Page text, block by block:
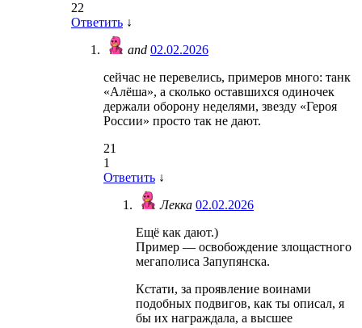
22
Ответить ↓
and 02.02.2026
сейчас не перевелись, примеров много: танк
«Алёша», а сколько оставшихся одиночек
держали оборону неделями, звезду «Героя
России» просто так не дают.
21
1
Ответить ↓
Лекка 02.02.2026
Ещё как дают.)
Пример — освобождение злощастного
мегаполиса Запупянска.
Кстати, за проявление воинами
подобных подвигов, как ты описал, я
бы их награждала, а высшее